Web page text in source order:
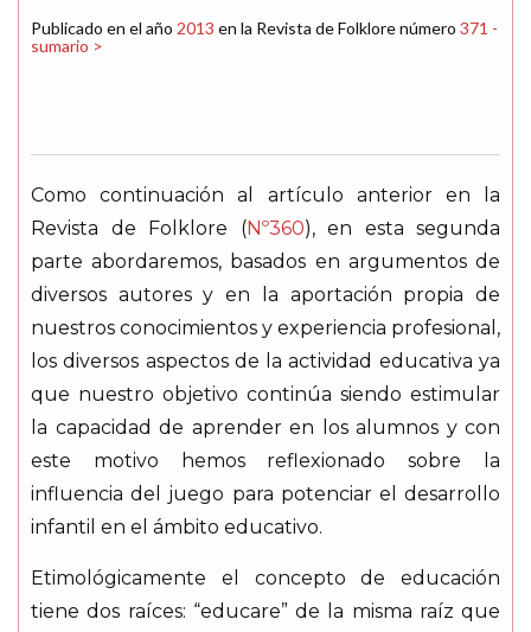
Publicado en el año 2013 en la Revista de Folklore número 371 -
sumario >
Como continuación al artículo anterior en la
Revista de Folklore (Nº360), en esta segunda
parte abordaremos, basados en argumentos de
diversos autores y en la aportación propia de
nuestros conocimientos y experiencia profesional,
los diversos aspectos de la actividad educativa ya
que nuestro objetivo continúa siendo estimular
la capacidad de aprender en los alumnos y con
este motivo hemos reflexionado sobre la
influencia del juego para potenciar el desarrollo
infantil en el ámbito educativo.
Etimológicamente el concepto de educación
tiene dos raíces: “educare” de la misma raíz que